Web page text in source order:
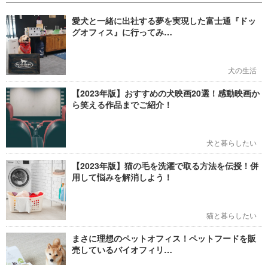
愛犬と一緒に出社する夢を実現した富士通『ドッ
グオフィス』に行ってみ…
犬の生活
【2023年版】おすすめの犬映画20選！感動映画か
ら笑える作品までご紹介！
犬と暮らしたい
【2023年版】猫の毛を洗濯で取る方法を伝授！併
用して悩みを解消しよう！
猫と暮らしたい
まさに理想のペットオフィス！ペットフードを販
売しているバイオフィリ…